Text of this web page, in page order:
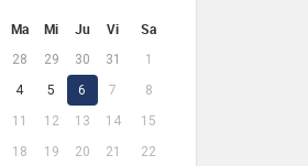
Ma Mi Ju Vi Sa
28 29 30 31
1
4 5 6 7
8
11 12 13 14
15
18 19 20 21
22